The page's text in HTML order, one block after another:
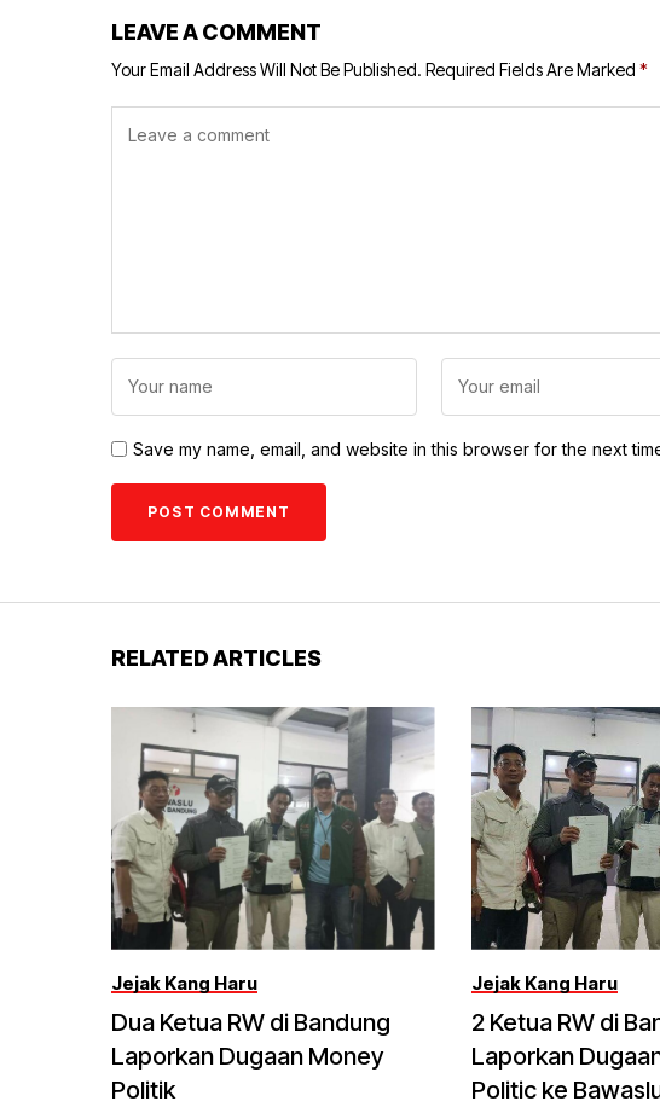
LEAVE A COMMENT
Your Email Address Will Not Be Published. Required Fields Are Marked *
Save my name, email, and website in this browser for the next
RELATED ARTICLES
Jejak Kang Haru
Dua Ketua RW di Bandung
Laporkan Dugaan Money
Politik
Jejak Kang Haru
2 Ketua RW di
Laporkan
Politic ke